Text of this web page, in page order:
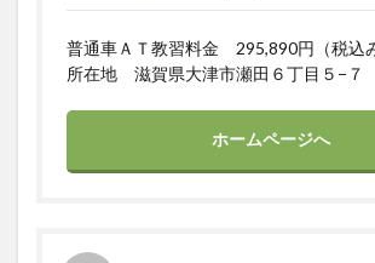
普通車ＡＴ教習料金 295,890円（税込
所在地 滋賀県大津市瀬田６丁目５−７
ホームページへ